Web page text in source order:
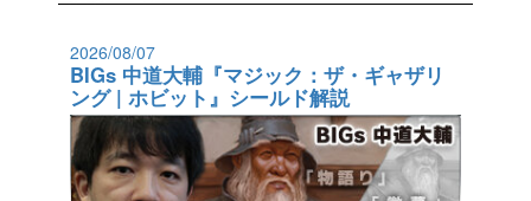
2026/08/07
BIGs 中道大輔『マジック：ザ・ギャザリ
ング | ホビット』シールド解説